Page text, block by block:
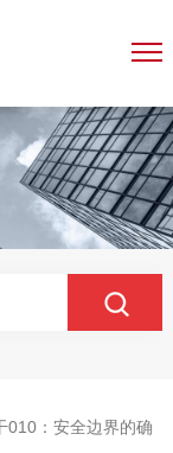
010：安全边界的确